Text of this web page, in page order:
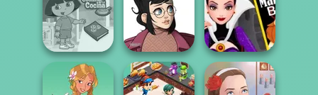
DIY Phone Case
Shop
TB Avataria Life
Girl
BFF Math Class